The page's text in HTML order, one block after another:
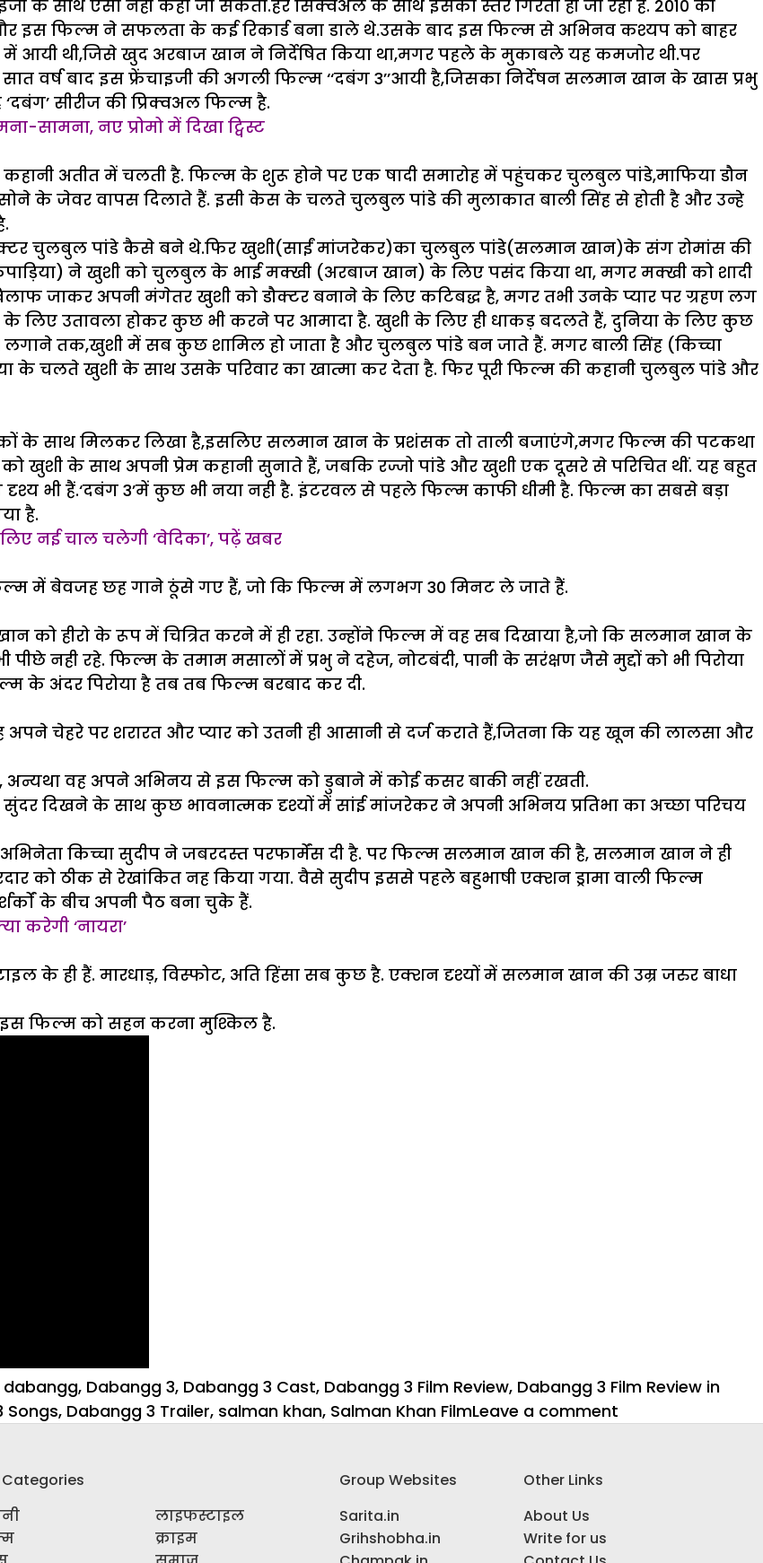
के साथ ऐसा नहीं कहा जा सकता.हर सिक्वअल के साथ इसका स्तर गिरता ही जा रहा है. 2010 की
इस फिल्म ने सफलता के कई रिकार्ड बना डाले थे.उसके बाद इस फिल्म से अभिनव कश्यप को बाहर
में आयी थी,जिसे खुद अरबाज खान ने निर्देषित किया था,मगर पहले के मुकाबले यह कमजोर थी.पर
वर्ष बाद इस फ्रेंचाइजी की अगली फिल्म ‘‘दबंग 3’’आयी है,जिसका निर्देषन सलमान खान के खास प्रभु
सीरीज की प्रिक्वअल फिल्म है.
सामना, नए प्रोमो में दिखा ट्विस्ट
कहानी अतीत में चलती है. फिल्म के शुरू होने पर एक षादी समारोह में पहुंचकर चुलबुल पांडे,माफिया डौन
के जेवर वापस दिलाते हैं. इसी केस के चलते चुलबुल पांडे की मुलाकात बाली सिंह से होती है और उन्हे
चुलबुल पांडे कैसे बने थे.फिर खुशी(साईं मांजरेकर)का चुलबुल पांडे(सलमान खान)के संग रोमांस की
ने खुशी को चुलबुल के भाई मक्खी (अरबाज खान) के लिए पसंद किया था, मगर मक्खी को शादी
जाकर अपनी मंगेतर खुशी को डौक्टर बनाने के लिए कटिबद्ध है, मगर तभी उनके प्यार पर ग्रहण लग
के लिए उतावला होकर कुछ भी करने पर आमादा है. खुशी के लिए ही धाकड़ बदलते हैं, दुनिया के लिए कुछ
तक,खुशी में सब कुछ शामिल हो जाता है और चुलबुल पांडे बन जाते हैं. मगर बाली सिंह (किच्चा
के चलते खुशी के साथ उसके परिवार का खात्मा कर देता है. फिर पूरी फिल्म की कहानी चुलबुल पांडे और
के साथ मिलकर लिखा है,इसलिए सलमान खान के प्रशंसक तो ताली बजाएंगे,मगर फिल्म की पटकथा
खुशी के साथ अपनी प्रेम कहानी सुनाते हैं, जबकि रज्जो पांडे और खुशी एक दूसरे से परिचित थीं. यह बहुत
भी हैं.‘दबंग 3’में कुछ भी नया नही है. इंटरवल से पहले फिल्म काफी धीमी है. फिल्म का सबसे बड़ा
है.
नई चाल चलेगी ‘वेदिका’, पढ़ें खबर
में बेवजह छह गाने ठूंसे गए हैं, जो कि फिल्म में लगभग 30 मिनट ले जाते हैं.
को हीरो के रूप में चित्रित करने में ही रहा. उन्होंने फिल्म में वह सब दिखाया है,जो कि सलमान खान के
नही रहे. फिल्म के तमाम मसालों में प्रभु ने दहेज, नोटबंदी, पानी के सरंक्षण जैसे मुद्दों को भी पिरोया
अंदर पिरोया है तब तब फिल्म बरबाद कर दी.
चेहरे पर शरारत और प्यार को उतनी ही आसानी से दर्ज कराते हैं,जितना कि यह खून की लालसा और
अन्यथा वह अपने अभिनय से इस फिल्म को डुबाने में कोई कसर बाकी नहीं रखती.
दिखने के साथ कुछ भावनात्मक दृश्यों में सांई मांजरेकर ने अपनी अभिनय प्रतिभा का अच्छा परिचय
किच्चा सुदीप ने जबरदस्त परफार्मेंस दी है. पर फिल्म सलमान खान की है, सलमान खान ने ही
को ठीक से रेखांकित नह किया गया. वैसे सुदीप इससे पहले बहुभाषी एक्शन ड्रामा वाली फिल्म
के बीच अपनी पैठ बना चुके हैं.
करेगी ‘नायरा’
के ही हैं. मारधाड़, विस्फोट, अति हिंसा सब कुछ है. एक्शन दृश्यों में सलमान खान की उम्र जरुर बाधा
फिल्म को सहन करना मुश्किल है.
dabangg, Dabangg 3, Dabangg 3 Cast, Dabangg 3 Film Review, Dabangg 3 Film Review in
Songs, Dabangg 3 Trailer, salman khan, Salman Khan FilmLeave a comment
Categories
लाइफस्टाइल
क्राइम
Group Websites
Sarita.in
Grihshobha.in
Other Links
About Us
Write for us